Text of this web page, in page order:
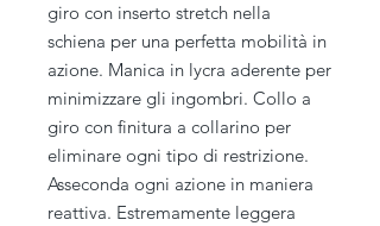
giro con inserto stretch nella
schiena per una perfetta mobilità in
azione. Manica in lycra aderente per
minimizzare gli ingombri. Collo a
giro con finitura a collarino per
eliminare ogni tipo di restrizione.
Asseconda ogni azione in maniera
reattiva. Estremamente leggera